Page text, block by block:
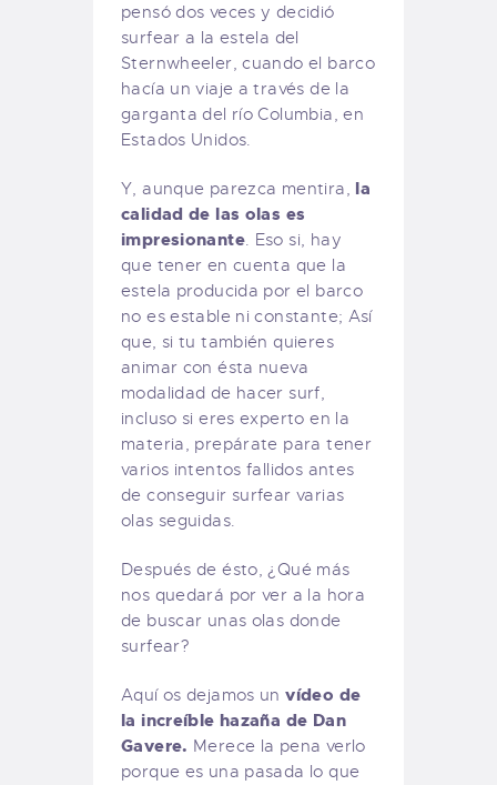
pensó dos veces y decidió
surfear a la estela del
Sternwheeler, cuando el barco
hacía un viaje a través de la
garganta del río Columbia, en
Estados Unidos.
Y, aunque parezca mentira, la
calidad de las olas es
impresionante. Eso si, hay
que tener en cuenta que la
estela producida por el barco
no es estable ni constante; Así
que, si tu también quieres
animar con ésta nueva
modalidad de hacer surf,
incluso si eres experto en la
materia, prepárate para tener
varios intentos fallidos antes
de conseguir surfear varias
olas seguidas.
Después de ésto, ¿Qué más
nos quedará por ver a la hora
de buscar unas olas donde
surfear?
Aquí os dejamos un vídeo de
la increíble hazaña de Dan
Gavere. Merece la pena verlo
porque es una pasada lo que